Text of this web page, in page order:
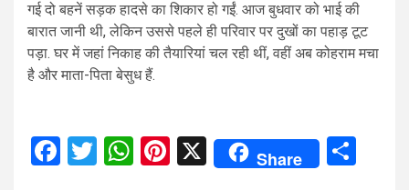
गई दो बहनें सड़क हादसे का शिकार हो गईं. आज बुधवार को भाई की
बारात जानी थी, लेकिन उससे पहले ही परिवार पर दुखों का पहाड़ टूट
पड़ा. घर में जहां निकाह की तैयारियां चल रही थीं, वहीं अब कोहराम मचा
है और माता-पिता बेसुध हैं.
Facebook
Twitter
WhatsApp
Pinterest
X Share